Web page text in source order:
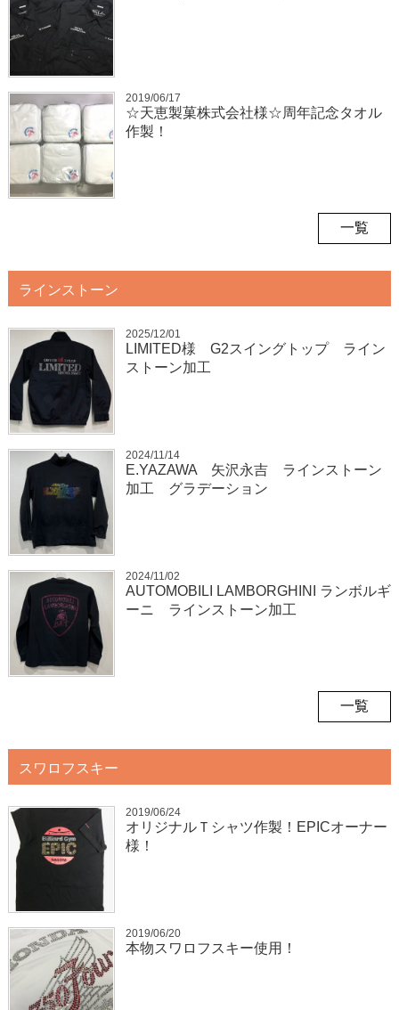
2019/06/17
☆天恵製菓株式会社様☆周年記念タオル
作製！
一覧
ラインストーン
2025/12/01
LIMITED様 G2スイングトップ ライン
ストーン加工
2024/11/14
E.YAZAWA 矢沢永吉 ラインストーン
加工 グラデーション
2024/11/02
AUTOMOBILI LAMBORGHINI ランボルギ
ーニ ラインストーン加工
一覧
スワロフスキー
2019/06/24
オリジナルＴシャツ作製！EPICオーナー
様！
2019/06/20
本物スワロフスキー使用！